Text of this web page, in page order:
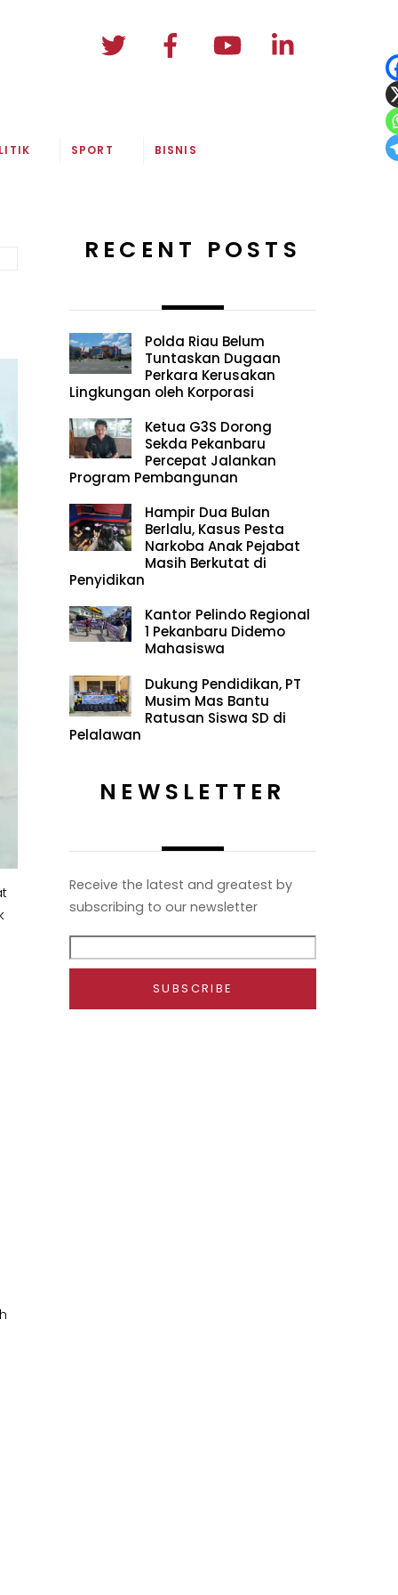
SPORT BISNIS
RECENT POSTS
Polda Riau Belum
Tuntaskan Dugaan
Perkara Kerusakan
Lingkungan oleh Korporasi
Ketua G3S Dorong
Sekda Pekanbaru
Percepat Jalankan
Program Pembangunan
Hampir Dua Bulan
Berlalu, Kasus Pesta
Narkoba Anak Pejabat
Masih Berkutat di
Penyidikan
Kantor Pelindo Regional
1 Pekanbaru Didemo
Mahasiswa
Dukung Pendidikan, PT
Musim Mas Bantu
Ratusan Siswa SD di
Pelalawan
NEWSLETTER
Receive the latest and greatest by
subscribing to our newsletter